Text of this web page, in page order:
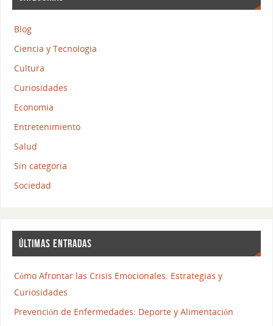
Blog
Ciencia y Tecnologia
Cultura
Curiosidades
Economia
Entretenimiento
Salud
Sin categoria
Sociedad
ÚLTIMAS ENTRADAS
Cómo Afrontar las Crisis Emocionales: Estrategias y
Curiosidades
Prevención de Enfermedades: Deporte y Alimentación